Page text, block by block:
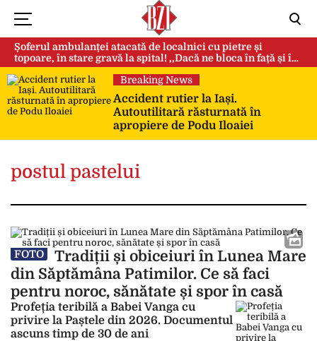
Șoferul ambulanței atacată de localnici cu pietre și
topoare, în stare gravă la spital! ,,Dacă ne bloca în față și în
spate, ne omorau…”
Breaking News
Accident rutier la Iași.
Autoutilitară răsturnată în
apropiere de Podu Iloaiei
postul pastelui
FOTO
Tradiții și obiceiuri în Lunea Mare
din Săptămâna Patimilor. Ce să faci
pentru noroc, sănătate și spor în casă
Profeția teribilă a Babei Vanga cu
privire la Paștele din 2026. Documentul
ascuns timp de 30 de ani